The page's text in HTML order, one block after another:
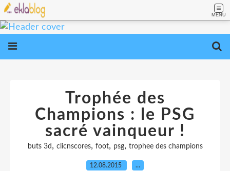
MENU
Trophée des
Champions : le PSG
sacré vainqueur !
buts 3d , clicnscores, foot, psg, trophee des champions
12.08.2015 …